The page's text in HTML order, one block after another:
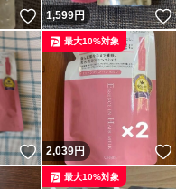
いいね！
1,599円
いいね！
2,039円
最大10%対象
最大10%対象